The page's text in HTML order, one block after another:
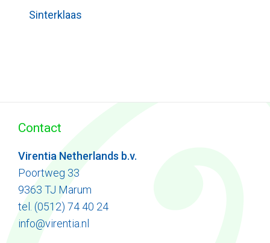
Sinterklaas
Contact
Virentia Netherlands b.v.
Poortweg 33
9363 TJ Marum
tel. (0512) 74 40 24
info@virentia.nl